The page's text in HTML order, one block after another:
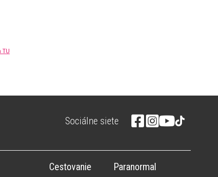
TU
Sociálne siete
Cestovanie Paranormal